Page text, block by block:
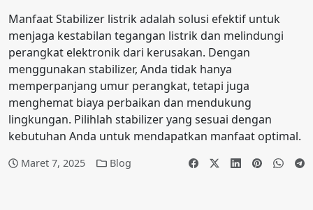
Manfaat Stabilizer listrik adalah solusi efektif untuk
menjaga kestabilan tegangan listrik dan melindungi
perangkat elektronik dari kerusakan. Dengan
menggunakan stabilizer, Anda tidak hanya
memperpanjang umur perangkat, tetapi juga
menghemat biaya perbaikan dan mendukung
lingkungan. Pilihlah stabilizer yang sesuai dengan
kebutuhan Anda untuk mendapatkan manfaat optimal.
Maret 7, 2025 Blog